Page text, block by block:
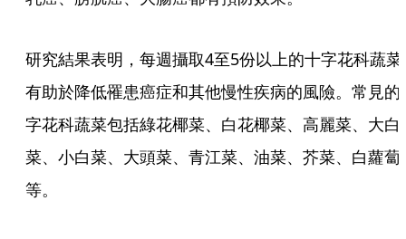
研究結果表明，每週攝取4至5份以上的十字花科蔬菜
有助於降低罹患癌症和其他慢性疾病的風險。常見的
字花科蔬菜包括綠花椰菜、白花椰菜、高麗菜、大白
菜、小白菜、大頭菜、青江菜、油菜、芥菜、白蘿蔔
等。